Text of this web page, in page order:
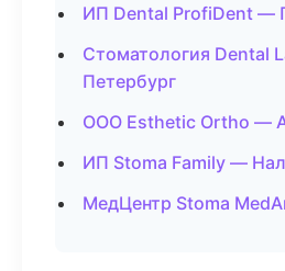
ИП Dental ProfiDent —
Стоматология Dental
Петербург
ООО Esthetic Ortho —
ИП Stoma Family —
МедЦентр Stoma